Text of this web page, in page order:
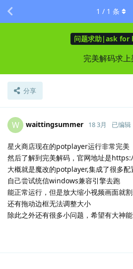
问题求助|ask for
完美解码求上
分享
1 / 1 条
W waittingsummer 18 3月 已编辑
星火商店现在的potplayer运行非常完美
然后了解到完美解码，官网地址是
大概就是魔改的potplayer,集成了很多配
自己尝试统信windows兼容引擎去跑
能正常运行，但是放大缩小视频画面就
还有拖动边框无法调整大小
除此之外还有很多小问题，希望有大神